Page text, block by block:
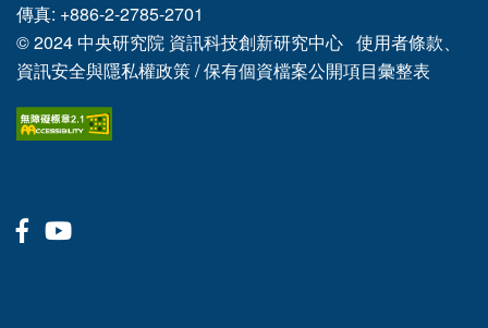
傳真: +886-2-2785-2701
© 2024中央研究院 資訊科技創新研究中心 使用者條款、
資訊安全與隱私權政策/保有個資檔案公開項目彙整表
Facebook
Youtube